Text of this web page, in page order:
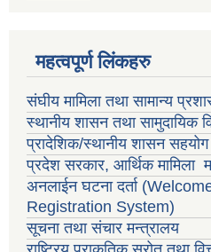
महत्वपूर्ण लिंकहरु
संघीय मामिला तथा सामान्य
स्थानीय शासन तथा सामुदायिक
प्रादेशिक/स्थानीय शासन सहयोग
प्रदेश सरकार, आर्थिक मामिला
अनलाईन घटना दर्ता
Registration System)
सूचना तथा संचार मन्त्रालय